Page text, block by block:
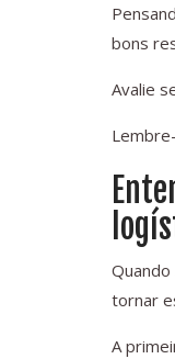
bons
Avalie
tornar
A